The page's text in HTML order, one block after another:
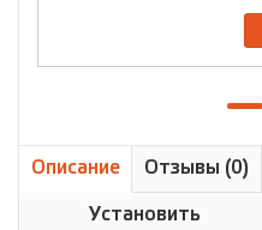
Описание Отзывы (0)
Установить